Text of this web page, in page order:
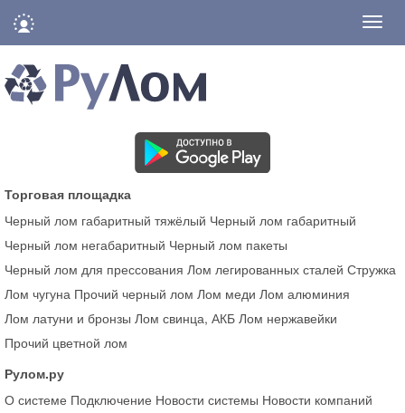
Торговая площадка
Черный лом габаритный тяжёлый Черный лом габаритный
Черный лом негабаритный Черный лом пакеты
Черный лом для прессования Лом легированных сталей Стружка
Лом чугуна Прочий черный лом Лом меди Лом алюминия
Лом латуни и бронзы Лом свинца, АКБ Лом нержавейки
Прочий цветной лом
Рулом.ру
О системе Подключение Новости системы Новости компаний